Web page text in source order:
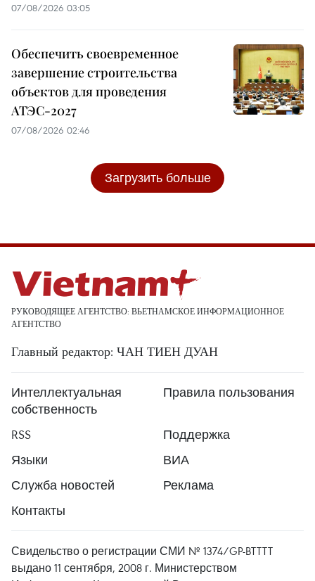
07/08/2026 03:05
Обеспечить своевременное
завершение строительства
объектов для проведения
АТЭС-2027
07/08/2026 02:46
Загрузить больше
РУКОВОДЯЩЕЕ АГЕНТСТВО: ВЬЕТНАМСКОЕ ИНФОРМАЦИОННОЕ
АГЕНТСТВО
Главный редактор: ЧАН ТИЕН ДУАН
Интеллектуальная
собственность
Правила пользования
RSS
Поддержка
Языки
ВИА
Служба новостей
Реклама
Контакты
Свидельство о регистрации СМИ № 1374/GP-BTTTT
выдано 11 сентября, 2008 г. Министерством